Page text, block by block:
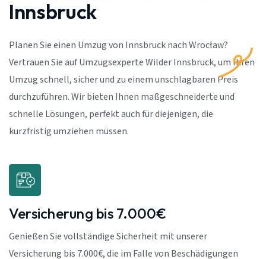
Innsbruck
Planen Sie einen Umzug von Innsbruck nach Wrocław?
Vertrauen Sie auf Umzugsexperte Wilder Innsbruck, um Ihren
Umzug schnell, sicher und zu einem unschlagbaren Preis
durchzuführen. Wir bieten Ihnen maßgeschneiderte und
schnelle Lösungen, perfekt auch für diejenigen, die
kurzfristig umziehen müssen.
Versicherung bis 7.000€
Genießen Sie vollständige Sicherheit mit unserer
Versicherung bis 7.000€, die im Falle von Beschädigungen